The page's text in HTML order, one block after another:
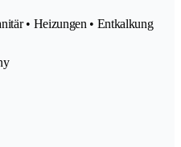
• Heizungen • Entkalkung